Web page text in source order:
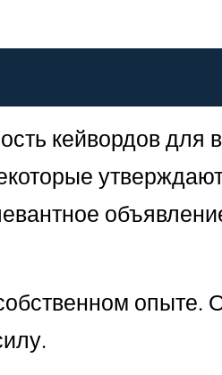
кейвордов для
опыте.